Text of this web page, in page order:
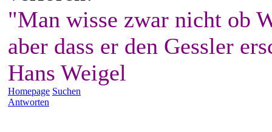
"Man wisse zwar nicht ob
aber dass er den Gessler
Hans Weigel
Homepage Suchen
Antworten